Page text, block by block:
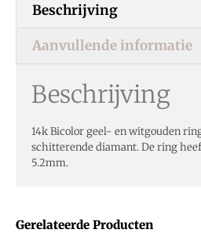
Gerelateerde Producten
Beschrijving
Aanvullende informatie
Beschrijving
14k Bicolor geel- en witgouden
schitterende diamant. De ring
5.2mm.